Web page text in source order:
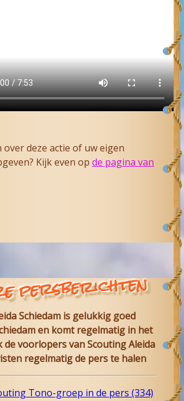
over deze actie of uw eigen
Kijk even opde pagina van
persberichten
Schiedam is gelukkig goed
en komt regelmatig in het
de voorlopers van Scouting Aleida
regelmatig de pers te halen
Tono-groep in de pers (334)